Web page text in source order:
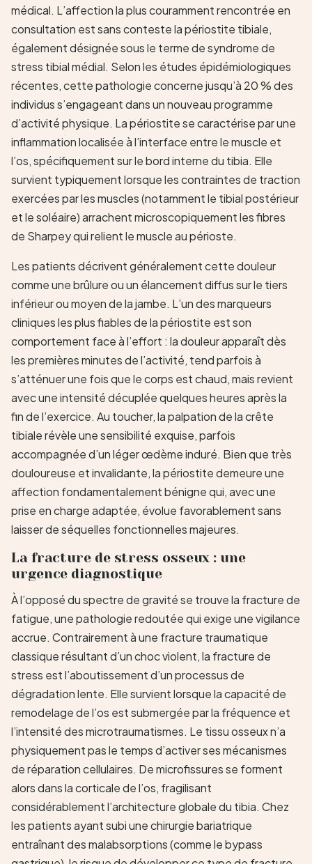
médical. L’affection la plus couramment rencontrée en
consultation est sans conteste la périostite tibiale,
également désignée sous le terme de syndrome de
stress tibial médial. Selon les études épidémiologiques
récentes, cette pathologie concerne jusqu’à 20 % des
individus s’engageant dans un nouveau programme
d’activité physique. La périostite se caractérise par une
inflammation localisée à l’interface entre le muscle et
l’os, spécifiquement sur le bord interne du tibia. Elle
survient typiquement lorsque les contraintes de traction
exercées par les muscles (notamment le tibial postérieur
et le soléaire) arrachent microscopiquement les fibres
de Sharpey qui relient le muscle au périoste.
Les patients décrivent généralement cette douleur
comme une brûlure ou un élancement diffus sur le tiers
inférieur ou moyen de la jambe. L’un des marqueurs
cliniques les plus fiables de la périostite est son
comportement face à l’effort : la douleur apparaît dès
les premières minutes de l’activité, tend parfois à
s’atténuer une fois que le corps est chaud, mais revient
avec une intensité décuplée quelques heures après la
fin de l’exercice. Au toucher, la palpation de la crête
tibiale révèle une sensibilité exquise, parfois
accompagnée d’un léger œdème induré. Bien que très
douloureuse et invalidante, la périostite demeure une
affection fondamentalement bénigne qui, avec une
prise en charge adaptée, évolue favorablement sans
laisser de séquelles fonctionnelles majeures.
La fracture de stress osseux : une
urgence diagnostique
À l’opposé du spectre de gravité se trouve la fracture de
fatigue, une pathologie redoutée qui exige une vigilance
accrue. Contrairement à une fracture traumatique
classique résultant d’un choc violent, la fracture de
stress est l’aboutissement d’un processus de
dégradation lente. Elle survient lorsque la capacité de
remodelage de l’os est submergée par la fréquence et
l’intensité des microtraumatismes. Le tissu osseux n’a
physiquement pas le temps d’activer ses mécanismes
de réparation cellulaires. De microfissures se forment
alors dans la corticale de l’os, fragilisant
considérablement l’architecture globale du tibia. Chez
les patients ayant subi une chirurgie bariatrique
entraînant des malabsorptions (comme le bypass